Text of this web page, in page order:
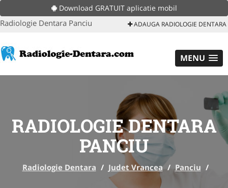
Download GRATUIT aplicatie mobil
Radiologie Dentara Panciu ADAUGA RADIOLOGIE DENTARA
MENU
RADIOLOGIE DENTARA
PANCIU
Radiologie Dentara / Judet Vrancea / Panciu /